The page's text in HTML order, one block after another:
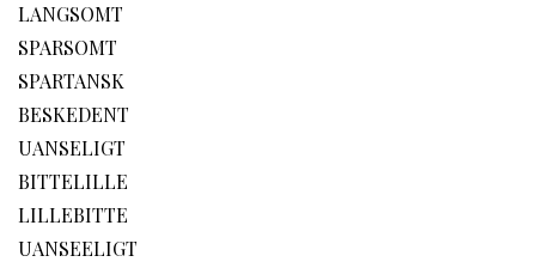
LANGSOMT
SPARSOMT
SPARTANSK
BESKEDENT
UANSELIGT
BITTELILLE
LILLEBITTE
UANSEELIGT